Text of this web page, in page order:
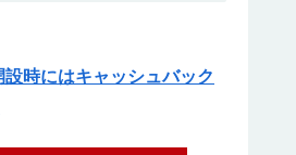
時にはキャッシュバック